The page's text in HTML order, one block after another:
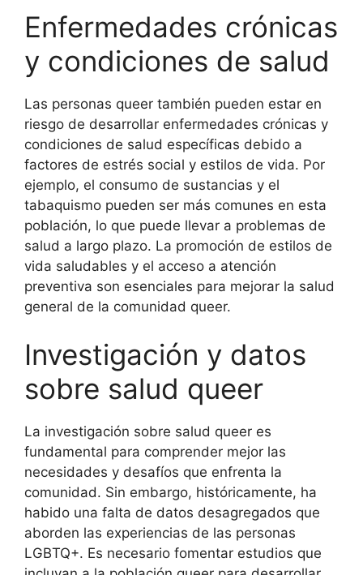
Enfermedades crónicas
y condiciones de salud
Las personas queer también pueden estar en
riesgo de desarrollar enfermedades crónicas y
condiciones de salud específicas debido a
factores de estrés social y estilos de vida. Por
ejemplo, el consumo de sustancias y el
tabaquismo pueden ser más comunes en esta
población, lo que puede llevar a problemas de
salud a largo plazo. La promoción de estilos de
vida saludables y el acceso a atención
preventiva son esenciales para mejorar la salud
general de la comunidad queer.
Investigación y datos
sobre salud queer
La investigación sobre salud queer es
fundamental para comprender mejor las
necesidades y desafíos que enfrenta la
comunidad. Sin embargo, históricamente, ha
habido una falta de datos desagregados que
aborden las experiencias de las personas
LGBTQ+. Es necesario fomentar estudios que